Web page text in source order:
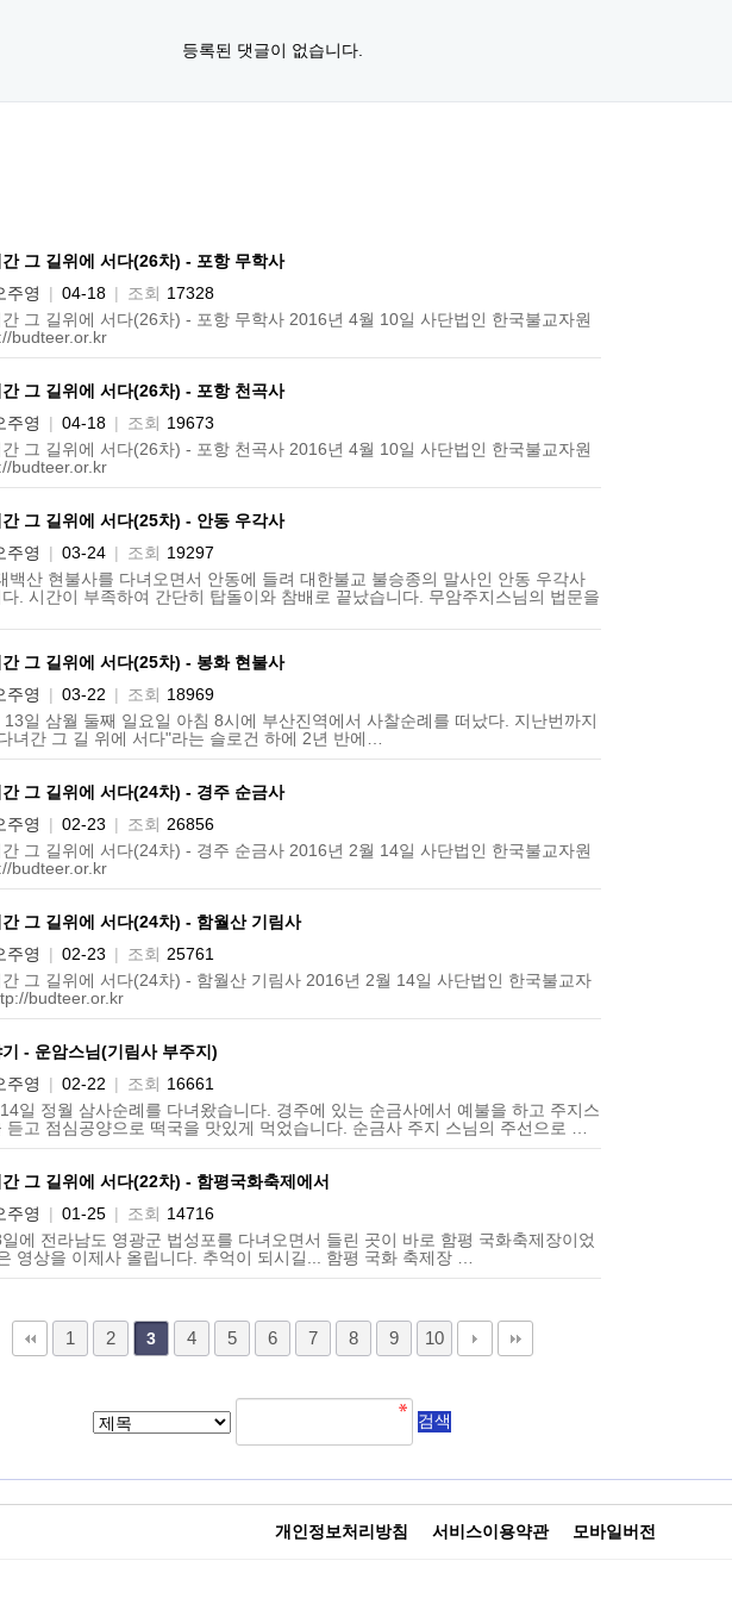
등록된 댓글이 없습니다.
그 길위에 서다(26차) - 포항 무학사
주영 | 04-18 | 조회 17328
그 길위에 서다(26차) - 포항 무학사 2016년 4월 10일 사단법인 한국불교자원
budteer.or.kr
그 길위에 서다(26차) - 포항 천곡사
주영 | 04-18 | 조회 19673
그 길위에 서다(26차) - 포항 천곡사 2016년 4월 10일 사단법인 한국불교자원
budteer.or.kr
그 길위에 서다(25차) - 안동 우각사
주영 | 03-24 | 조회 19297
백산 현불사를 다녀오면서 안동에 들려 대한불교 불승종의 말사인 안동 우각사
. 시간이 부족하여 간단히 탑돌이와 참배로 끝났습니다. 무암주지스님의 법문을
그 길위에 서다(25차) - 봉화 현불사
주영 | 03-22 | 조회 18969
일 삼월 둘째 일요일 아침 8시에 부산진역에서 사찰순례를 떠났다. 지난번까지
녀간 그 길 위에 서다"라는 슬로건 하에 2년 반에…
그 길위에 서다(24차) - 경주 순금사
주영 | 02-23 | 조회 26856
그 길위에 서다(24차) - 경주 순금사 2016년 2월 14일 사단법인 한국불교자원
budteer.or.kr
그 길위에 서다(24차) - 함월산 기림사
주영 | 02-23 | 조회 25761
그 길위에 서다(24차) - 함월산 기림사 2016년 2월 14일 사단법인 한국불교자
budteer.or.kr
- 운암스님(기림사 부주지)
주영 | 02-22 | 조회 16661
일 정월 삼사순례를 다녀왔습니다. 경주에 있는 순금사에서 예불을 하고 주지스
듣고 점심공양으로 떡국을 맛있게 먹었습니다. 순금사 주지 스님의 주선으로 …
그 길위에 서다(22차) - 함평국화축제에서
주영 | 01-25 | 조회 14716
에 전라남도 영광군 법성포를 다녀오면서 들린 곳이 바로 함평 국화축제장이었
영상을 이제사 올립니다. 추억이 되시길... 함평 국화 축제장 …
1 2 3 4 5 6 7 8 9 10
개인정보처리방침 서비스이용약관 모바일버전